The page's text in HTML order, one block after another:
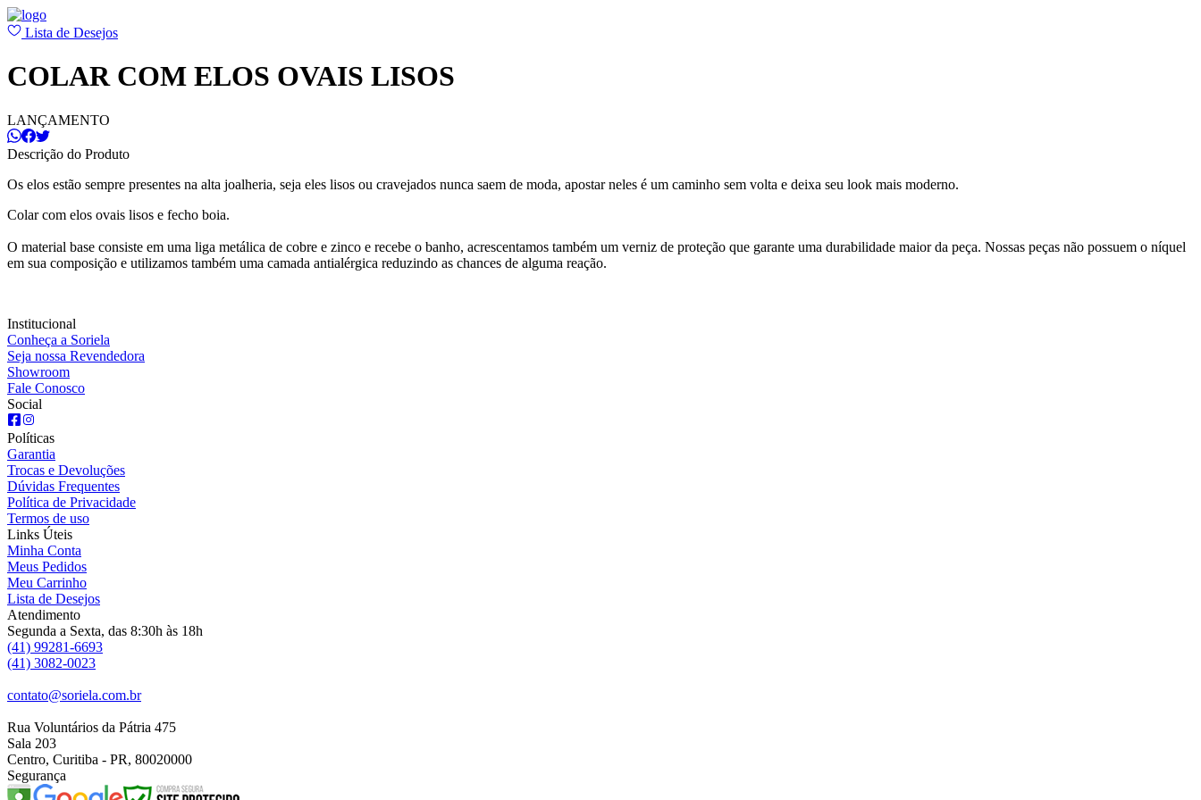
Lista de Desejos
COLAR COM ELOS OVAIS LISOS
LANÇAMENTO
Descrição do Produto
Os elos estão sempre presentes na alta joalheria, seja eles lisos ou cravejados nunca saem de moda, apostar neles é um caminho sem volta e deixa seu look mais moderno.
Colar com elos ovais lisos e fecho boia.
O material base consiste em uma liga metálica de cobre e zinco e recebe o banho, acrescentamos também um verniz de proteção que garante uma durabilidade maior da peça. Nossas peças não possuem o níquel
em sua composição e utilizamos também uma camada antialérgica reduzindo as chances de alguma reação.
Institucional
Conheça a Soriela
Seja nossa Revendedora
Showroom
Fale Conosco
Social
Políticas
Garantia
Trocas e Devoluções
Dúvidas Frequentes
Política de Privacidade
Termos de uso
Links Úteis
Minha Conta
Meus Pedidos
Meu Carrinho
Lista de Desejos
Atendimento
Segunda a Sexta, das 8:30h às 18h
(41) 99281-6693
(41) 3082-0023
contato@soriela.com.br
Rua Voluntários da Pátria 475
Sala 203
Centro, Curitiba - PR, 80020000
Segurança